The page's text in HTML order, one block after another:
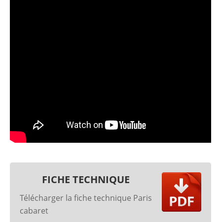
FICHE TECHNIQUE
Télécharger la fiche technique Paris
cabaret